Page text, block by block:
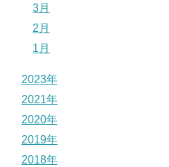
3月
2月
1月
2023年
2021年
2020年
2019年
2018年